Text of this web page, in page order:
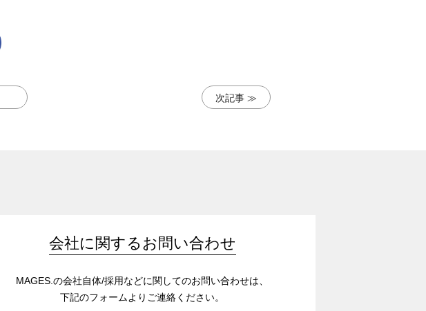
次記事 ≫
会社に関するお問い合わせ
MAGES.の会社自体/採用などに関してのお問い合わせは、
下記のフォームよりご連絡ください。